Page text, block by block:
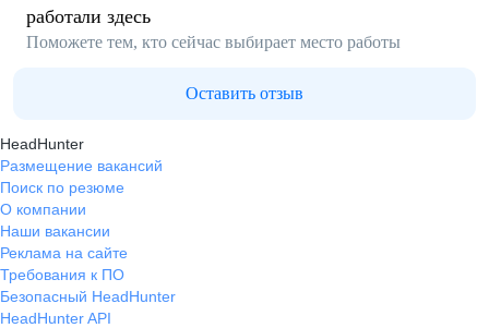
работали здесь
Поможете тем, кто сейчас выбирает место работы
Оставить отзыв
HeadHunter
Размещение вакансий
Поиск по резюме
О компании
Наши вакансии
Реклама на сайте
Требования к ПО
Безопасный HeadHunter
HeadHunter API